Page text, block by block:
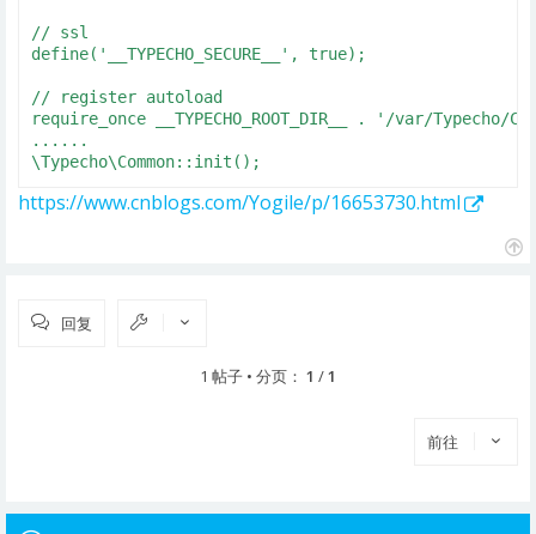
// ssl
define('__TYPECHO_SECURE__', true);
// register autoload
require_once __TYPECHO_ROOT_DIR__ . '/var/Typecho/
......
\Typecho\Common::init();
https://www.cnblogs.com/Yogile/p/16653730.html
回复
1 帖子 • 分页： 1 /1
前往